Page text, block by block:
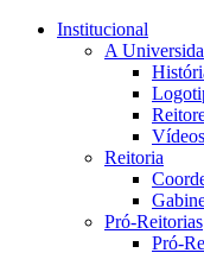
Conteúdo principal
Institucional
A
Reitoria
Pró-Reitorias
Pró-